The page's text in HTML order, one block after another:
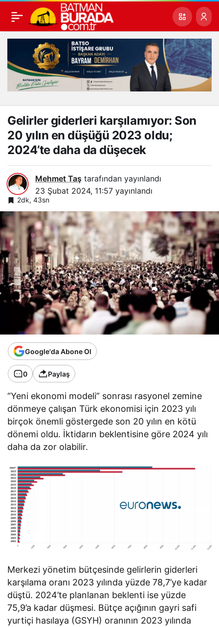
Gelirler giderleri karşılamıyor: Son
20 yılın en düşüğü 2023 oldu;
2024’te daha da düşecek
Mehmet Taş tarafından yayınlandı
23 Şubat 2024, 11:57 yayınlandı
2dk, 43sn
Google'da Abone Ol
0 Paylaş
“Yeni ekonomi modeli” sonrası rasyonel zemine
dönmeye çalışan Türk ekonomisi için 2023 yılı
birçok önemli göstergede son 20 yılın en kötü
dönemi oldu. İktidarın beklentisine göre 2024 yılı
daha da zor olabilir.
Merkezi yönetim bütçesinde gelirlerin giderleri
karşılama oranı 2023 yılında yüzde 78,7’ye kadar
düştü. 2024’te planlanan beklenti ise yüzde
75,9’a kadar düşmesi. Bütçe açığının gayri safi
yurtiçi hasılaya (GSYH) oranının 2023 yılında